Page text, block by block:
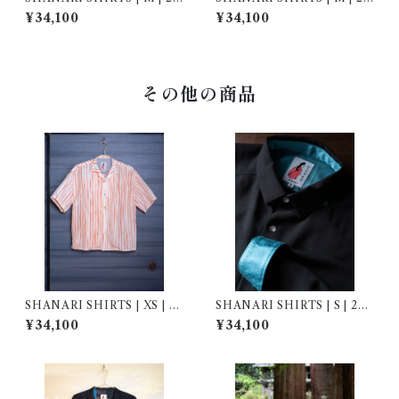
2034
¥34,100
1036
¥34,100
その他の商品
SHANARI SHIRTS | XS | 2
64029
¥34,100
SHANARI SHIRTS | S | 262
032
¥34,100